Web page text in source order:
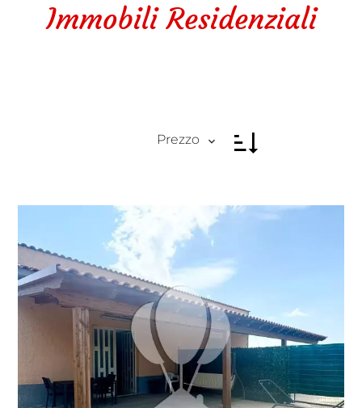
Immobili Residenziali
Prezzo